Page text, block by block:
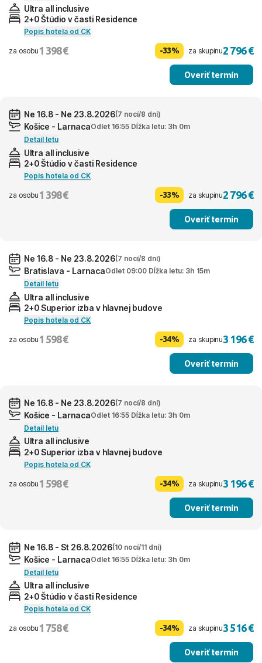
Ultra all inclusive
2+0 Štúdio v časti Residence
Popis hotela od CK
za osobu 1 398 € -33% za skupinu2 796 €
Overiť termín
Ne 16.8 - Ne 23.8.2026(7 nocí/8 dní)
Košice - LarnacaOdlet 16:55 Dĺžka letu: 3h 0m
Detail letu
Ultra all inclusive
2+0 Štúdio v časti Residence
Popis hotela od CK
za osobu 1 398 € -33% za skupinu2 796 €
Overiť termín
Ne 16.8 - Ne 23.8.2026(7 nocí/8 dní)
Bratislava - LarnacaOdlet 09:00 Dĺžka letu: 3h 15m
Detail letu
Ultra all inclusive
2+0 Superior izba v hlavnej budove
Popis hotela od CK
za osobu 1 598 € -34% za skupinu3 196 €
Overiť termín
Ne 16.8 - Ne 23.8.2026(7 nocí/8 dní)
Košice - LarnacaOdlet 16:55 Dĺžka letu: 3h 0m
Detail letu
Ultra all inclusive
2+0 Superior izba v hlavnej budove
Popis hotela od CK
za osobu 1 598 € -34% za skupinu3 196 €
Overiť termín
Ne 16.8 - St 26.8.2026(10 nocí/11 dní)
Košice - LarnacaOdlet 16:55 Dĺžka letu: 3h 0m
Detail letu
Ultra all inclusive
2+0 Štúdio v časti Residence
Popis hotela od CK
za osobu 1 758 € -34% za skupinu3 516 €
Overiť termín